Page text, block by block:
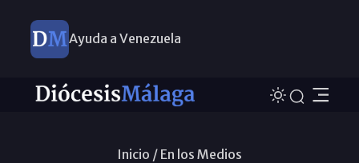
Ayuda a Venezuela
Inicio / En los Medios